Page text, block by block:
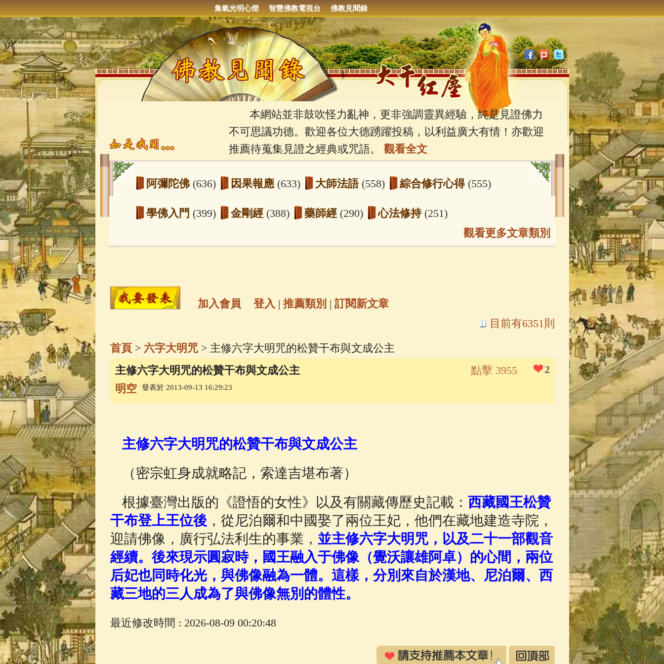
集氣光明心燈 智慧佛教電視台 佛教見聞錄
本網站並非鼓吹怪力亂神，更非強調靈異經驗，純是見證佛力
不可思議功德。歡迎各位大德踴躍投稿，以利益廣大有情！亦歡迎
推薦待蒐集見證之經典或咒語。 觀看全文
阿彌陀佛 (636) 因果報應 (633) 大師法語 (558) 綜合修行心得 (555)
學佛入門 (399) 金剛經 (388) 藥師經 (290) 心法修持 (251)
玉曆寶鈔(236) 地藏經(225) 臨終助念(190) 文殊菩薩(165)
高僧故事 (142) 放生護生 (133) 戒除邪淫(129)
一切如來心秘密全身舍利寶篋印陀羅尼經(81) 六字大明咒(81) 大悲咒(72)
生活禪(70) 釋迦牟尼佛傳
佛典故事(37) 佛說療痔(腫瘤)病經(27) 心經
觀看更多文章類別
加入會員 登入 | 推薦類別 | 訂閱新文章
目前有6351則
首頁> 六字大明咒> 主修六字大明咒的松贊干布與文成公主
主修六字大明咒的松贊干布與文成公主
2
點擊 3955
明空
發表於 2013-09-13 16:29:23
主修六字大明咒的松贊干布與文成公主
（密宗虹身成就略記，索達吉堪布著）
根據臺灣出版的《證悟的女性》以及有關藏傳歷史記載： 西藏國王松贊
干布登上王位後，從尼泊爾和中國娶了兩位王妃，他們在藏地建造寺院，
迎請佛像，廣行弘法利生的事業， 並主修六字大明咒，以及二十一部觀音
經續。後來現示圓寂時，國王融入于佛像（覺沃讓雄阿卓）的心間，兩位
后妃也同時化光，與佛像融為一體。這樣，分別來自於漢地、尼泊爾、西
藏三地的三人成為了與佛像無別的體性。
最近修改時間 : 2026-08-09 00:20:48